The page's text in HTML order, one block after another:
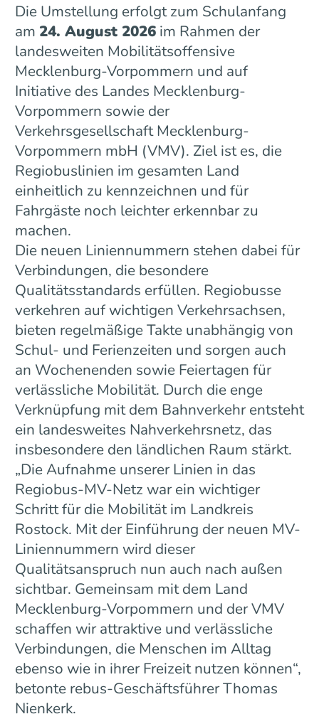
Die Umstellung erfolgt zum Schulanfang
am 24. August 2026im Rahmen der
landesweiten Mobilitätsoffensive
Mecklenburg-Vorpommern und auf
Initiative des Landes Mecklenburg-
Vorpommern sowie der
Verkehrsgesellschaft Mecklenburg-
Vorpommern mbH (VMV). Ziel ist es, die
Regiobuslinien im gesamten Land
einheitlich zu kennzeichnen und für
Fahrgäste noch leichter erkennbar zu
machen.
Die neuen Liniennummern stehen dabei für
Verbindungen, die besondere
Qualitätsstandards erfüllen. Regiobusse
verkehren auf wichtigen Verkehrsachsen,
bieten regelmäßige Takte unabhängig von
Schul- und Ferienzeiten und sorgen auch
an Wochenenden sowie Feiertagen für
verlässliche Mobilität. Durch die enge
Verknüpfung mit dem Bahnverkehr entsteht
ein landesweites Nahverkehrsnetz, das
insbesondere den ländlichen Raum stärkt.
„Die Aufnahme unserer Linien in das
Regiobus-MV-Netz war ein wichtiger
Schritt für die Mobilität im Landkreis
Rostock. Mit der Einführung der neuen MV-
Liniennummern wird dieser
Qualitätsanspruch nun auch nach außen
sichtbar. Gemeinsam mit dem Land
Mecklenburg-Vorpommern und der VMV
schaffen wir attraktive und verlässliche
Verbindungen, die Menschen im Alltag
ebenso wie in ihrer Freizeit nutzen können“,
betonte rebus-Geschäftsführer Thomas
Nienkerk.